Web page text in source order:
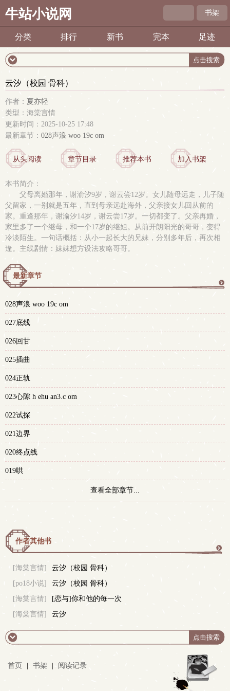
牛站小说网 书架
分类 排行 新书 完本 足迹
云汐（校园 骨科）
作者： 夏亦轻
类型：海棠言情
更新时间：2025-10-25 17:48
最新章节： 028声浪 woo 19c om
从头阅读 章节目录 推荐本书 加入书架
本书简介：
父母离婚那年，谢渝汐9岁，谢云尝12岁。女儿随母远走，儿子随
父留家，一别就是五年，直到母亲远赴海外，父亲接女儿回从前的
家。重逢那年，谢渝汐14岁，谢云尝17岁。一切都变了。父亲再婚，
家里多了一个继母，和一个17岁的继姐。从前开朗阳光的哥哥，变得
冷淡陌生。一句话概括：从小一起长大的兄妹，分别多年后，再次相
逢。主线剧情：妹妹想方设法攻略哥哥。
最新章节
028声浪 woo 19c om
027底线
026回甘
025插曲
024正轨
023心隙 h ehu an3.c om
022试探
021边界
020终点线
019哄
查看全部章节...
作者其他书
[海棠言情]
云汐（校园 骨科）
[po18小说]
云汐（校园 骨科）
[海棠言情]
[恋与]你和他的每一次
[海棠言情]
云汐
首页 书架 阅读记录